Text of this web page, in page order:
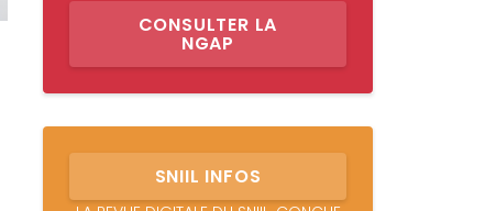
CONSULTER LA
NGAP
SNIIL INFOS